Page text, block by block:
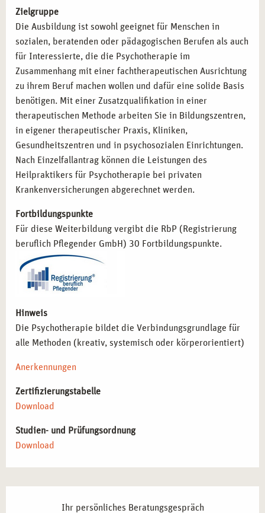
Heilpraktiker für Psychotherapie:Zulassung zur
therapeutischen Arbeit nach bestandener Prüfung.
Psychologischer Berater:Kompetenz in der
psychologischen Beratung und Betreuung.
MIT CAMPUS NATURALIS IN ESSEN
ERFOLGREICH STARTEN
Entscheiden Sie sich für die Ausbildung zum Heilpraktiker
für Psychotherapie bei campus naturalis in Essen und
legen Sie den Grundstein für Ihre berufliche Zukunft. Mit
erfahrenen Dozenten, praxisnahen Lehrinhalten und einer
Voraussetzungen, um Ihre Karriere im Gesundheitswesen
erfolgreich zu starten. Lassen Sie uns gemeinsam Ihre
Ziele erreichen und Ihre beruflichen Visionen
verwirklichen!
Zielgruppe
Die Ausbildung ist sowohl geeignet für Menschen in
sozialen, beratenden oder pädagogischen Berufen als auch
für Interessierte, die die Psychotherapie im
Zusammenhang mit einer fachtherapeutischen Ausrichtung
zu ihrem Beruf machen wollen und dafür eine solide Basis
benötigen. Mit einer Zusatzqualifikation in einer
therapeutischen Methode arbeiten Sie in Bildungszentren,
in eigener therapeutischer Praxis, Kliniken,
Gesundheitszentren und in psychosozialen Einrichtungen.
Nach Einzelfallantrag können die Leistungen des
Heilpraktikers für Psychotherapie bei privaten
Krankenversicherungen abgerechnet werden.
Fortbildungspunkte
Für diese Weiterbildung vergibt die RbP (Registrierung
beruflich Pflegender GmbH) 30 Fortbildungspunkte.
Hinweis
Die Psychotherapie bildet die Verbindungsgrundlage für
alle Methoden (kreativ, systemisch oder körperorientiert)
Anerkennungen
Zertifizierungstabelle
Download
Studien- und Prüfungsordnung
Download
Ihr persönliches Beratungsgespräch